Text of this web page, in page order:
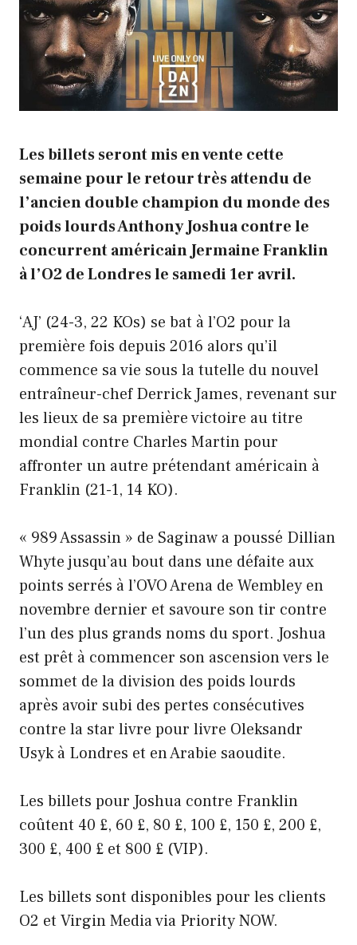
Les billets seront mis en vente cette
semaine pour le retour très attendu de
l’ancien double champion du monde des
poids lourds Anthony Joshua contre le
concurrent américain Jermaine Franklin
à l’O2 de Londres le samedi 1er avril.
‘AJ’ (24-3, 22 KOs) se bat à l’O2 pour la
première fois depuis 2016 alors qu’il
commence sa vie sous la tutelle du nouvel
entraîneur-chef Derrick James, revenant sur
les lieux de sa première victoire au titre
mondial contre Charles Martin pour
affronter un autre prétendant américain à
Franklin (21-1, 14 KO).
« 989 Assassin » de Saginaw a poussé Dillian
Whyte jusqu’au bout dans une défaite aux
points serrés à l’OVO Arena de Wembley en
novembre dernier et savoure son tir contre
l’un des plus grands noms du sport. Joshua
est prêt à commencer son ascension vers le
sommet de la division des poids lourds
après avoir subi des pertes consécutives
contre la star livre pour livre Oleksandr
Usyk à Londres et en Arabie saoudite.
Les billets pour Joshua contre Franklin
coûtent 40 £, 60 £, 80 £, 100 £, 150 £, 200 £,
300 £, 400 £ et 800 £ (VIP).
Les billets sont disponibles pour les clients
O2 et Virgin Media via Priority NOW.